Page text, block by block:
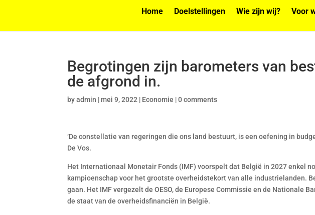
Home Doelstellingen Wie zijn wij? Voor
Begrotingen zijn barometers van
de afgrond in.
byadmin |mei 9, 2022 | Economie |0 comments
‘De constellatie van regeringen die ons land bestuurt, is een oefening in
De Vos.
Het Internationaal Monetair Fonds (IMF) voorspelt dat België in 2027 enkel
kampioenschap voor het grootste overheidstekort van alle industrielanden.
gaan. Het IMF vergezelt de OESO, de Europese Commissie en de Nationale
de staat van de overheidsfinanciën in België.